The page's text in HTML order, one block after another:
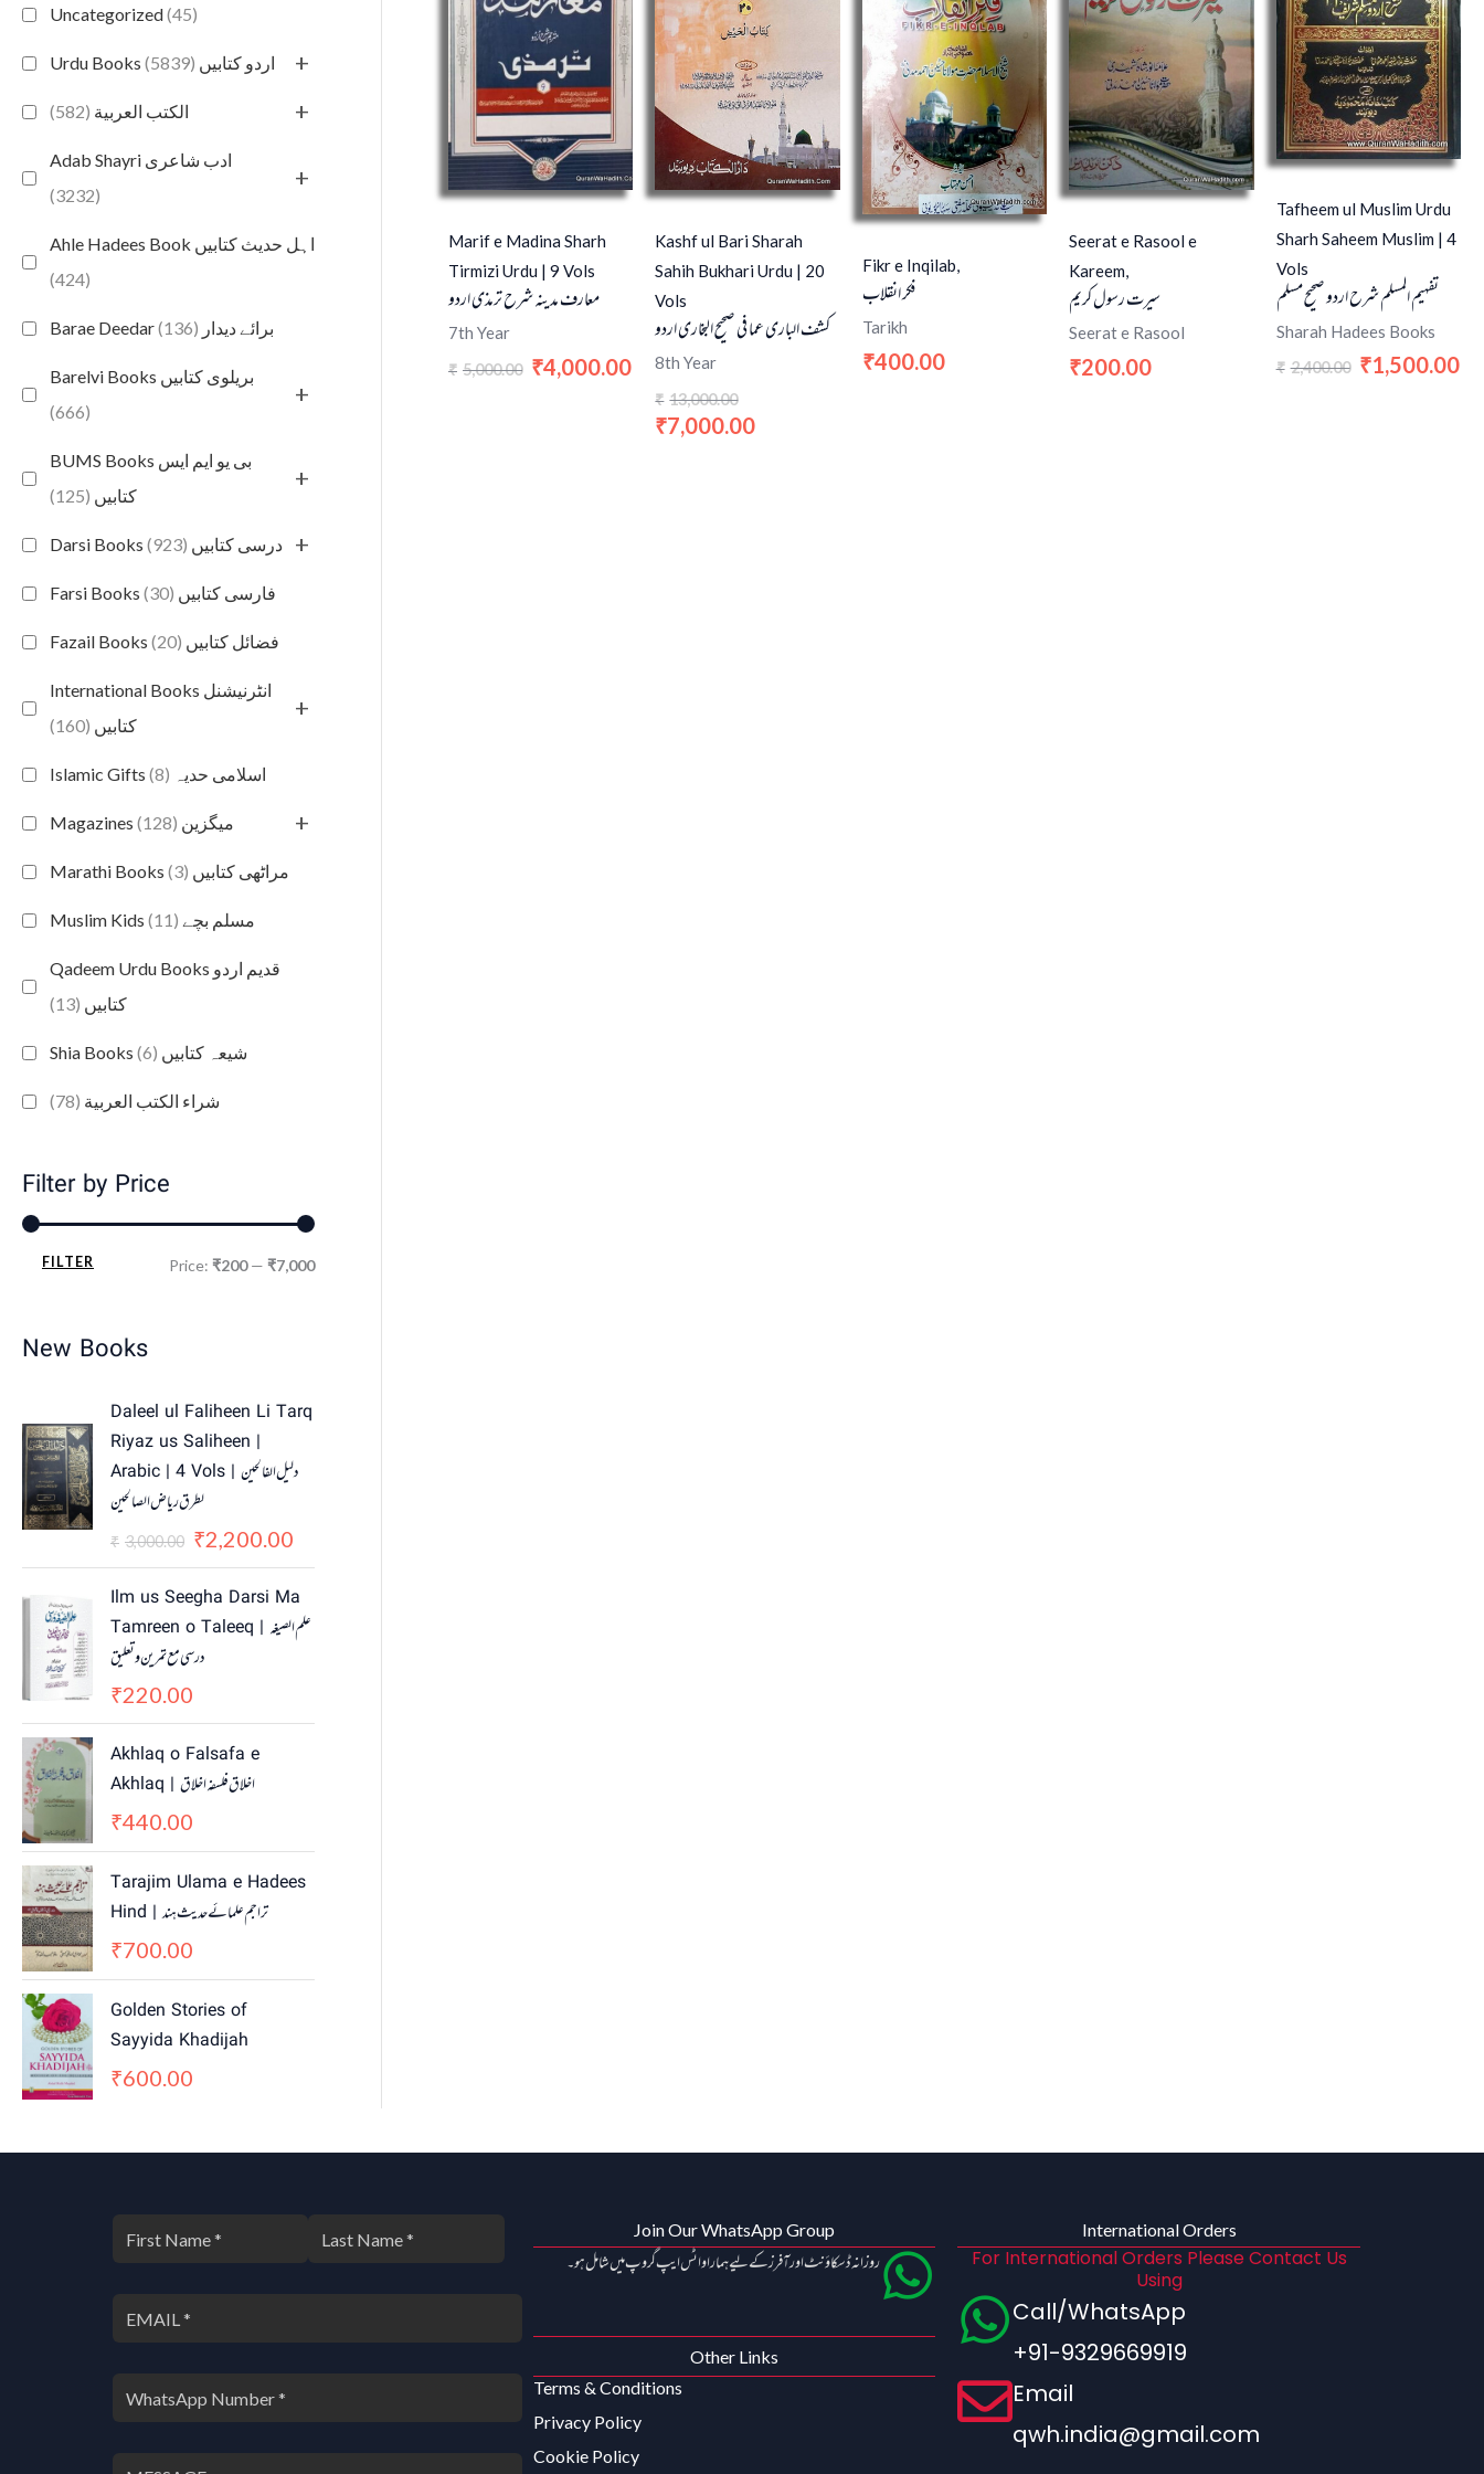
Uncategorized(45)
Urdu Books اردو کتابیں (5839) +
الكتب العربية (582) +
Adab Shayri ادب شاعری
(3232)
+
Ahle Hadees Book اہل حدیث کتابیں
(424)
Barae Deedar برائے دیدار (136)
Barelvi Books بریلوی کتابیں
(666)
+
BUMS Books بی یو ایم ایس
کتابیں (125)
+
Darsi Books درسی کتابیں (923) +
Farsi Books فارسی کتابیں (30)
Fazail Books فضائل کتابیں (20)
International Books انٹرنیشنل
کتابیں (160)
+
Islamic Gifts اسلامی حدیہ (8)
Magazines میگزین (128) +
Marathi Books مراٹھی کتابیں (3)
Muslim Kids مسلم بچے (11)
Qadeem Urdu Books قدیم اردو
کتابیں (13)
Shia Books شیعہ کتابیں (6)
شراء الكتب العربية (78)
Filter by Price
FILTER Price: ₹200— ₹7,000
New Books
Daleel ul Faliheen Li Tarq
Riyaz us Saliheen |
Arabic | 4 Vols | دلیل الفالحین
لطرق ریاض الصالحین
₹ 3,000.00
r
i
g
i
n
p
r
i
w
s
₹
3
0
.
0
₹2,200.00
u
r
r
i
,
2
0
Ilm us Seegha Darsi Ma
Tamreen o Taleeq | علم الصیغہ
درسی مع تمرین و تعلیق
₹220.00
Akhlaq o Falsafa e
Akhlaq | اخلاق فلسفہ اخلاق
₹440.00
Tarajim Ulama e Hadees
Hind | تراجم علمائے حديث ہند
₹700.00
Golden Stories of
Sayyida Khadijah
₹600.00
Marif e Madina Sharh
Tirmizi Urdu | 9 Vols
معارف مدینہ شرح ترمذی اردو
7th Year
₹ 5,000.00 ₹4,000.00
Kashf ul Bari Sharah
Sahih Bukhari Urdu | 20
Vols
کشف الباری عما فی صحیح البخاری اردو
8th Year
₹ 13,000.00
₹7,000.00
Fikr e Inqilab,
فکر انقلاب
Tarikh
₹400.00
Seerat e Rasool e
Kareem,
سیرت رسول کریم
Seerat e Rasool
₹200.00
Tafheem ul Muslim Urdu
Sharh Saheem Muslim | 4
Vols
تفہیم المسلم شرح اردو صحیح مسلم
Sharah Hadees Books
₹ 2,400.00 ₹1,500.00
Join Our WhatsApp Group
روزانہ ڈسکاؤنٹ اور آفرز کے لیے ہمارا واٹس ایپ گروپ میں شامل ہو۔
Other Links
Terms & Conditions
Privacy Policy
Cookie Policy
International Orders
For International Orders Please Contact Us
Using
Call/WhatsApp
+91-9329669919
Email
qwh.india@gmail.com